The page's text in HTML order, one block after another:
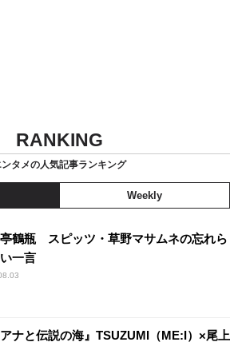
RANKING
ンタメの人気記事ランキング
Weekly
鶴瓶 スピッツ・草野マサムネの忘れら
一言
アナと伝説の海』TSUZUMI（ME:I）×尾上